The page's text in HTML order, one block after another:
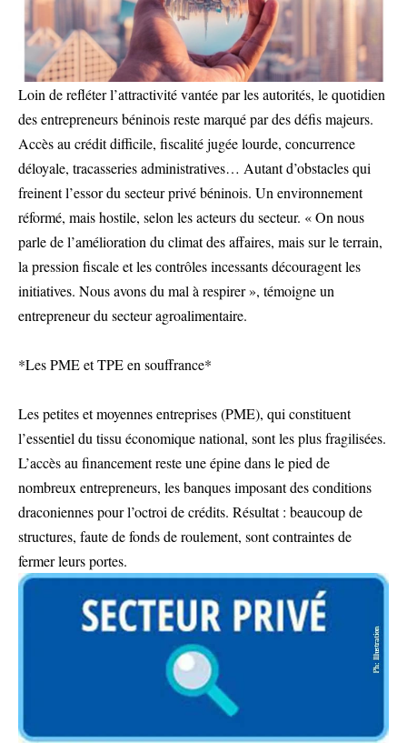
Loin de refléter l’attractivité vantée par les autorités, le quotidien
des entrepreneurs béninois reste marqué par des défis majeurs.
Accès au crédit difficile, fiscalité jugée lourde, concurrence
déloyale, tracasseries administratives… Autant d’obstacles qui
freinent l’essor du secteur privé béninois. Un environnement
réformé, mais hostile, selon les acteurs du secteur. « On nous
parle de l’amélioration du climat des affaires, mais sur le terrain,
la pression fiscale et les contrôles incessants découragent les
initiatives. Nous avons du mal à respirer », témoigne un
entrepreneur du secteur agroalimentaire.
*Les PME et TPE en souffrance*
Les petites et moyennes entreprises (PME), qui constituent
l’essentiel du tissu économique national, sont les plus fragilisées.
L’accès au financement reste une épine dans le pied de
nombreux entrepreneurs, les banques imposant des conditions
draconiennes pour l’octroi de crédits. Résultat : beaucoup de
structures, faute de fonds de roulement, sont contraintes de
fermer leurs portes.